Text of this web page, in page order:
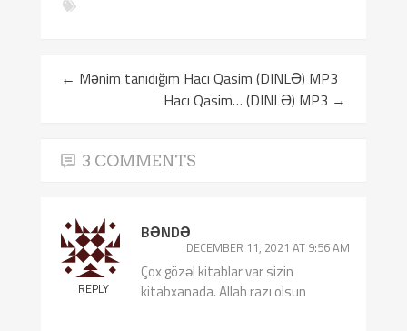
← Mənim tanıdığım Hacı Qasim (DINLƏ) MP3
Hacı Qasim… (DINLƏ) MP3 →
3 COMMENTS
REPLY
BƏNDƏ
DECEMBER 11, 2021 AT 9:56 AM
Çox gözəl kitablar var sizin
kitabxanada. Allah razı olsun